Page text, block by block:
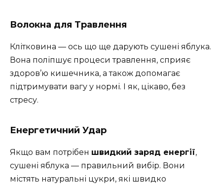
Волокна для Травлення
Клітковина — ось що ще дарують сушені яблука.
Вона поліпшує процеси травлення, сприяє
здоров’ю кишечника, а також допомагає
підтримувати вагу у нормі. І як, цікаво, без
стресу.
Енергетичний Удар
Якщо вам потрібен швидкий заряд енергії,
сушені яблука — правильний вибір. Вони
містять натуральні цукри, які швидко